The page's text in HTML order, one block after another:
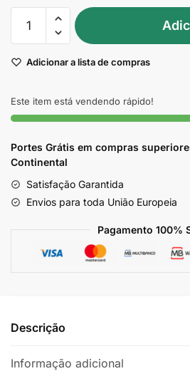
Quantidade
Polar
330ml
Adicionar a lista de compras
Este item está vendendo rápido!
Portes Grátis em compras
Continental
Satisfação Garantida
Envios para toda União Europeia
Pagamento 100%
Descrição
Informação adicional